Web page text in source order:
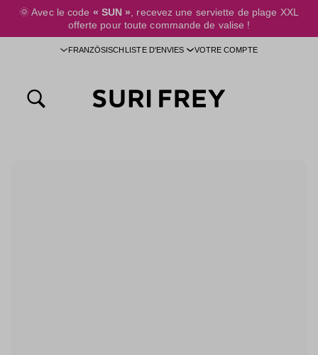
principal
🌞Avec le code « SUN » , recevez une serviette de plage XXL
offerte pour toute commande de valise !
FRANZÖSISCH LISTE D'ENVIES VOTRE COMPTE